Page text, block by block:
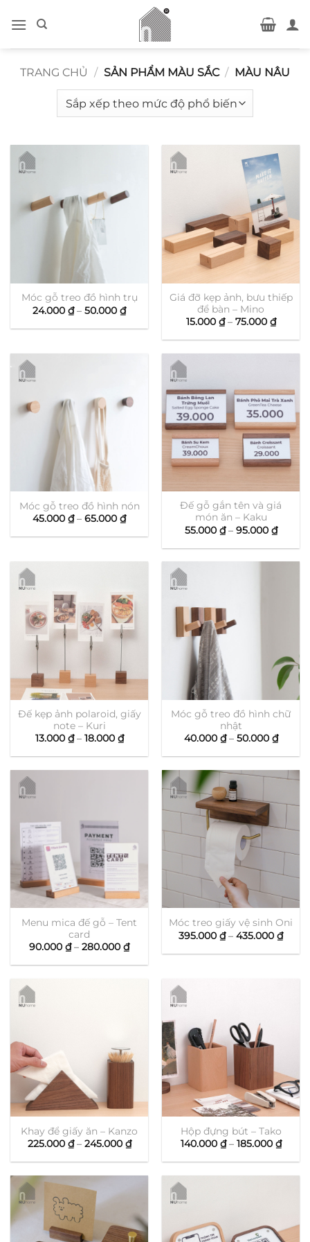
qua
TRANG CHỦ / SẢN PHẨM MÀU SẮC / MÀU NÂU
Móc gỗ treo đồ hình trụ
24.000 ₫ – 50.000 ₫Khoảng
giá:
từ
50.000 ₫
Giá đỡ kẹp ảnh, bưu thiếp
để bàn – Mino
15.000 ₫ – 75.000 ₫
giá:
từ
đến
Móc gỗ treo đồ hình nón
45.000 ₫ – 65.000 ₫Khoảng
giá:
từ
65.000 ₫
Đế gỗ gắn tên và giá
món ăn – Kaku
55.000 ₫ – 95.000 ₫
giá:
từ
Đế kẹp ảnh polaroid, giấy
note – Kuri
13.000 ₫ – 18.000 ₫Khoảng
giá:
từ
đến
18.000 ₫
Móc gỗ treo đồ hình chữ
nhật
40.000 ₫ – 50.000 ₫
giá:
từ
đến
Menu mica đế gỗ – Tent
card
90.000 ₫ – 280.000 ₫Khoảng
giá:
từ
280.000 ₫
Móc treo giấy vệ sinh Oni
395.000 ₫ – 435.000 ₫
giá:
từ
Khay để giấy ăn – Kanzo
225.000 ₫ – 245.000 ₫Khoảng
giá:
từ
đến
245.000 ₫
Hộp đựng bút – Tako
140.000 ₫ – 185.000 ₫
giá:
từ
đến